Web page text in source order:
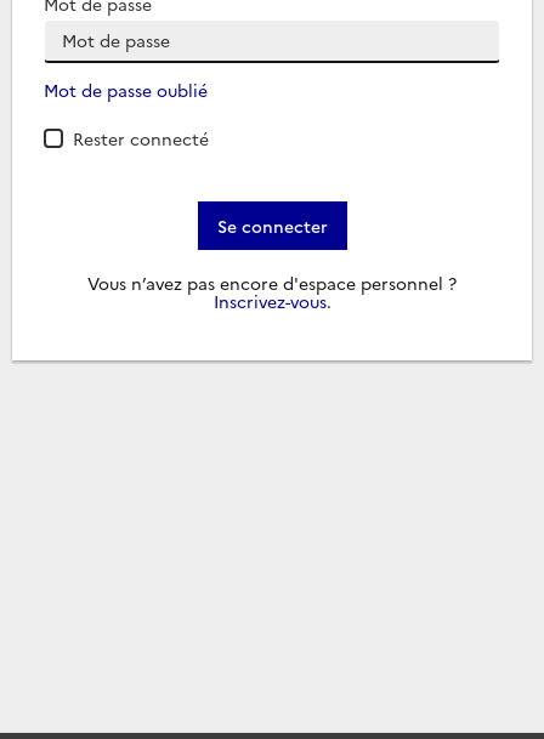
Mot de passe oublié
Rester connecté
Se connecter
Vous n’avez pas encore d'espace personnel ?
Inscrivez-vous.